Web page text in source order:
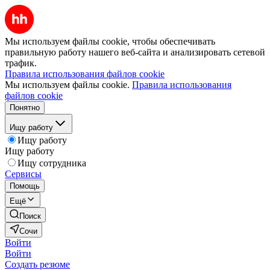
Мы используем файлы cookie, чтобы обеспечивать
правильную работу нашего веб-сайта и анализировать сетевой
трафик.
Правила использования файлов cookie
Мы используем файлы cookie. Правила использования
файлов cookie
Понятно
Ищу работу
Ищу работу
Ищу работу
Ищу сотрудника
Сервисы
Помощь
Ещё
Поиск
Сочи
Войти
Войти
Создать резюме